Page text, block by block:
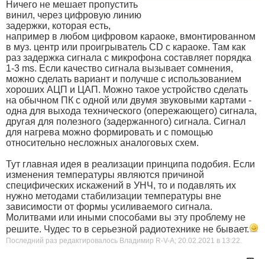
Ничего не мешает пропустить
винил, через цифровую линию
задержки, которая есть,
например в любом цифровом караоке, вмонтированном
в муз. центр или проигрыватель CD с караоке. Там как
раз задержка сигнала с микрофона составляет порядка
1-3 ms. Если качество сигнала вызывает сомнения,
можно сделать вариант и получше с использованием
хороших АЦП и ЦАП. Можно такое устройство сделать
на обычном ПК с одной или двумя звуковыми картами -
одна для выхода технического (опережающего) сигнала,
другая для полезного (задержанного) сигнала. Сигнал
для нагрева можно формировать и с помощью
относительно несложных аналоговых схем.
Тут главная идея в реализации принципа подобия. Если
изменения температуры являются причиной
специфических искажений в УНЧ, то и подавлять их
нужно методами стабилизации температуры вне
зависимости от формы усиливаемого сигнала.
Молитвами или иными способами вы эту проблему не
решите. Чудес то в серьезной радиотехнике не бывает.
Последний раз редактировалось Владимир R-V-A; 20.02.2021 в 13:22.